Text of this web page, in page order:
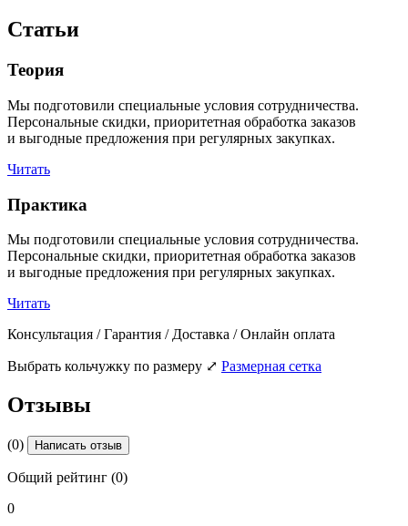
Статьи
Теория
Мы подготовили специальные условия сотрудничества.
Персональные скидки, приоритетная обработка заказов
и выгодные предложения при регулярных закупках.
Читать
Практика
Мы подготовили специальные условия сотрудничества.
Персональные скидки, приоритетная обработка заказов
и выгодные предложения при регулярных закупках.
Читать
Консультация / Гарантия / Доставка / Онлайн оплата
Выбрать кольчужку по размеру ⤢ Размерная сетка
Отзывы
(0) Написать отзыв
Общий рейтинг (0)
0